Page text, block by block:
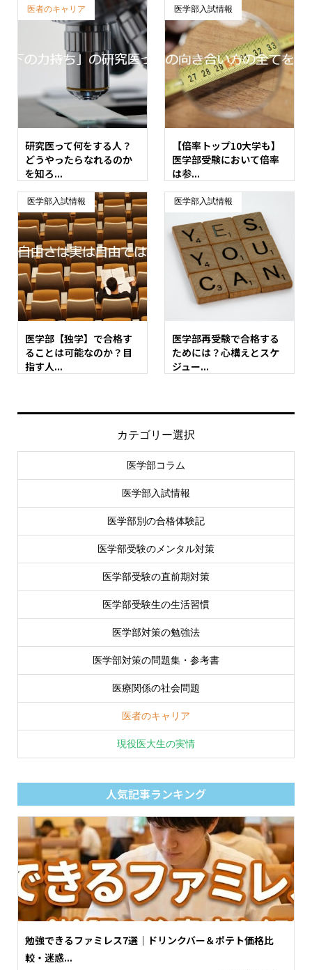
医者のキャリア
研究医って何をする人？
どうやったらなれるのか
を知ろ...
医学部入試情報
【倍率トップ10大学も】
医学部受験において倍率
は参...
医学部入試情報
医学部【独学】で合格す
ることは可能なのか？目
指す人...
医学部入試情報
医学部再受験で合格する
ためには？心構えとスケ
ジュー...
カテゴリー選択
医学部コラム
医学部入試情報
医学部別の合格体験記
医学部受験のメンタル対策
医学部受験の直前期対策
医学部受験生の生活習慣
医学部対策の勉強法
医学部対策の問題集・参考書
医療関係の社会問題
医者のキャリア
現役医大生の実情
人気記事ランキング
勉強できるファミレス7選｜ドリンクバー＆ポテト価格比
較・迷惑...